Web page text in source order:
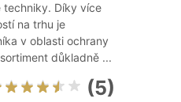
techniky. Díky více
na trhu je
v oblasti ochrany
důkladně ...
(5)